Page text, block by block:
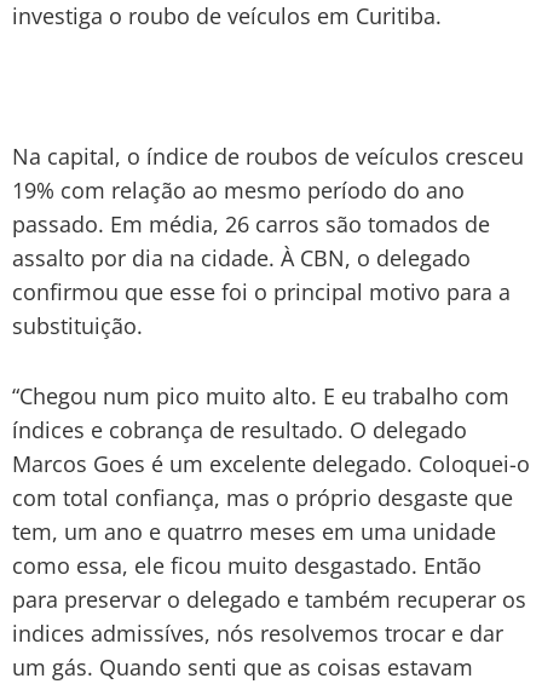
investiga o roubo de veículos em Curitiba.
Na capital, o índice de roubos de veículos cresceu
19% com relação ao mesmo período do ano
passado. Em média, 26 carros são tomados de
assalto por dia na cidade. À CBN, o delegado
confirmou que esse foi o principal motivo para a
substituição.
“Chegou num pico muito alto. E eu trabalho com
índices e cobrança de resultado. O delegado
Marcos Goes é um excelente delegado. Coloquei-o
com total confiança, mas o próprio desgaste que
tem, um ano e quatrro meses em uma unidade
como essa, ele ficou muito desgastado. Então
para preservar o delegado e também recuperar os
indices admissíves, nós resolvemos trocar e dar
um gás. Quando senti que as coisas estavam